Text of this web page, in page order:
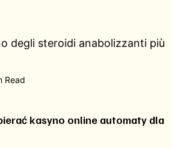
degli steroidi anabolizzanti più
Read
kasyno online automaty dla